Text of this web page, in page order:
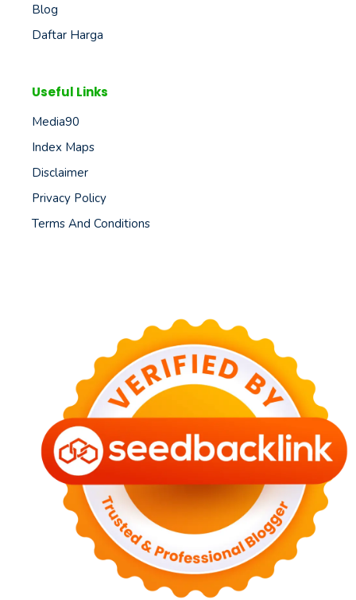
Blog
Daftar Harga
Useful Links
Media90
Index Maps
Disclaimer
Privacy Policy
Terms And Conditions